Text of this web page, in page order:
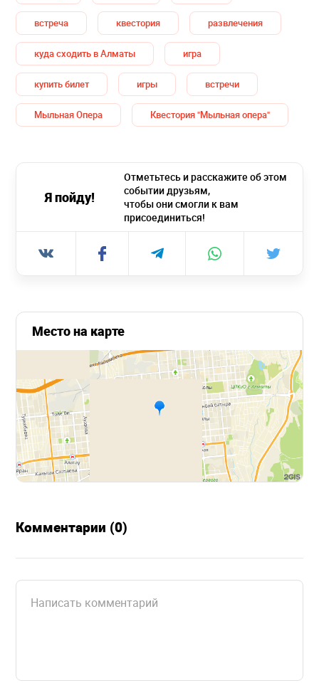
встреча квестория развлечения
куда сходить в Алматы игра
купить билет игры встречи
Мыльная Опера Квестория "Мыльная опера"
Я пойду!
Отметьтесь и расскажите об этом
событии друзьям,
чтобы они смогли к вам
присоединиться!
Место на карте
Комментарии (0)